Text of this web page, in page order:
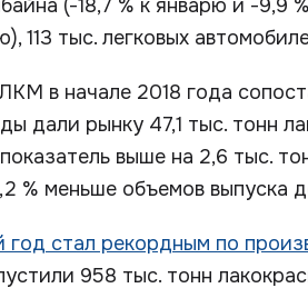
(-18,7 % к январю и -9,9
113 тыс. легковых
в начале 2018 года
дали рынку 47,1 тыс. тонн
выше на 2,6 тыс.
% меньше объемов выпуска
год стал рекордным по
958 тыс. тонн